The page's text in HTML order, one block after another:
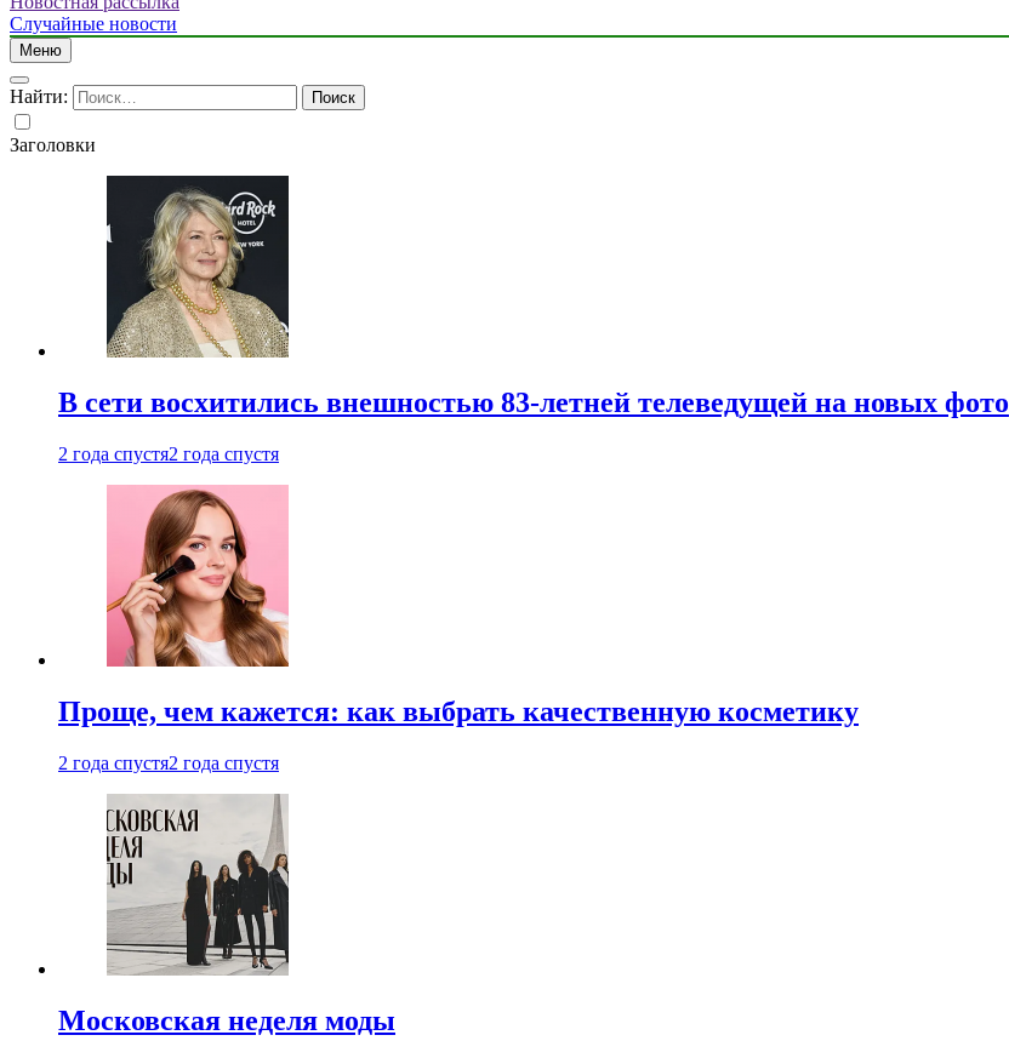
Случайные новости
Меню
Найти:
Заголовки
В сети восхитились внешностью 83-летней телеведущей на новых фото
2 года спустя2 года спустя
Проще, чем кажется: как выбрать качественную косметику
2 года спустя2 года спустя
Московская неделя моды